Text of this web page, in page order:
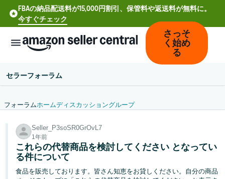
FBAの納品配送料が15,000円割引、保管料や返送料が無料に。
今すぐチェック
文
-
CN
さっそ
く始め
る
セラーフォーラム
フォーラムホームディスカッショングループ
Seller_P3soSR0GrOvL7
1年前
これらの代替商品を検討してください となってい
る件について
食品を販売しております。皆さん知恵をお貸しください。自分の商品